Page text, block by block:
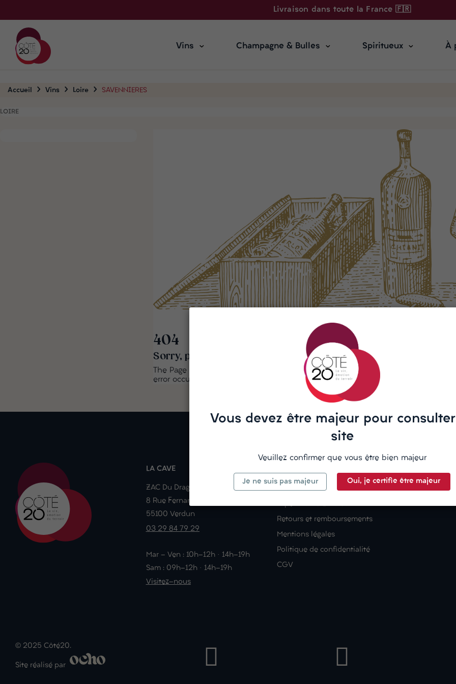
Livraison dans toute la France 🇫🇷
Vins Champagne & Bulles Spiritueux À
Accueil Vins Loire SAVENNIERES
LOIRE
404
Sorry, page not found
The Page you are looking for doesn't exitst or an other
error occured. Go to
LA CAVE
ZAC Du Dragon
8 Rue Fernand Braudel
55100 Verdun
03 29 84 79 29
Mar - Ven : 10h-12h · 14h-19h
Sam : 09h-12h · 14h-19h
Visitez-nous
Suivre votre commande
Expédition & Livraison
Retours et remboursements
Mentions légales
Politique de confidentialité
CGV
Qui sommes-
© 2025 Côté20.
Site réalisé par
Vous devez être majeur pour
site
Veuillez confirmer que vous être bien majeur
Je ne suis pas majeur Oui, je certifie être majeur